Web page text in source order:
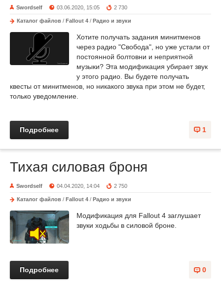
Swordself 03.06.2020, 15:05 2 730
Каталог файлов / Fallout 4 / Радио и звуки
Хотите получать задания минитменов
через радио "Свобода", но уже устали от
постоянной болтовни и неприятной
музыки? Эта модификация убирает звук
у этого радио. Вы будете получать
квесты от минитменов, но никакого звука при этом не будет,
только уведомление.
1
Подробнее
Тихая силовая броня
Swordself 04.04.2020, 14:04 2 750
Каталог файлов / Fallout 4 / Радио и звуки
Модификация для Fallout 4 заглушает
звуки ходьбы в силовой броне.
0
Подробнее